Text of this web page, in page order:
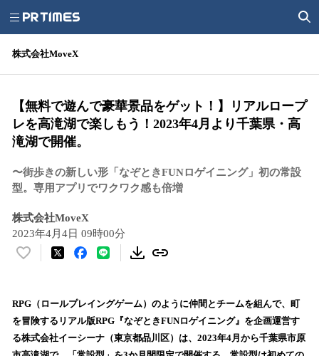
株式会社MoveX
【無料で遊んで豪華景品をゲット！】リアルロープ
レを高滝湖で楽しもう！2023年4月より千葉県・高
滝湖で開催。
〜街歩きの新しい形「なぞときFUNロゲイニング」初の常設
型。専用アプリでワクワク感も倍増
株式会社MoveX
2023年4月4日 09時00分
い
！
数
を
読
RPG（ロールプレイングゲーム）のように仲間とチームを組んで、町
を冒険するリアル版RPG『なぞときFUNロゲイニング』を企画運営す
る株式会社イーシーナ（東京都品川区）は、2023年4月から千葉県市原